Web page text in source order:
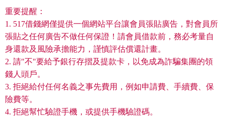
重要提醒：
1. 517借錢網僅提供一個網站平台讓會員張貼廣告，對會員所
張貼之任何廣告不做任何保證！請會員借款前，務必考量自
身還款及風險承擔能力，謹慎評估償還計畫。
2. 請"不"要給予銀行存摺及提款卡，以免成為詐騙集團的領
錢人頭戶。
3. 拒絕給付任何名義之事先費用，例如申請費、手續費、保
險費等。
4. 拒絕幫忙驗證手機，或提供手機驗證碼。